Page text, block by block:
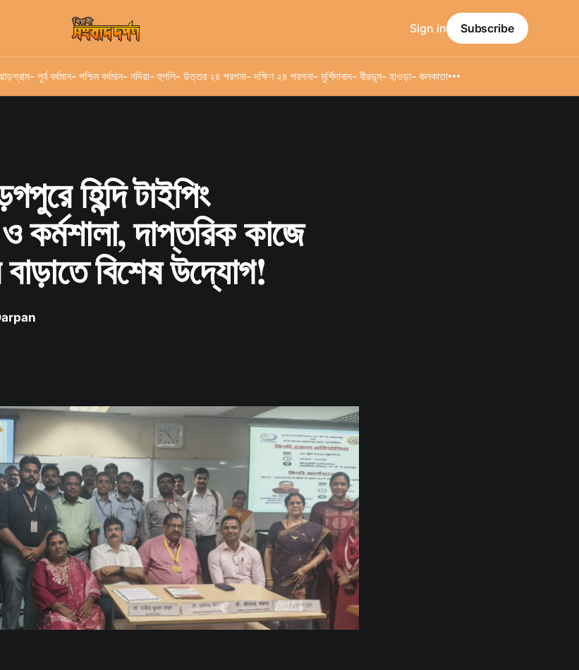
- পূর্ব বর্ধমান- পশ্চিম বর্ধমান- নদিয়া- হুগলি- উত্তর ২৪ পরগনা- দক্ষিণ ২৪ পরগনা- মুর্শিদাবাদ- বীরভূম- হাওড়া- কলকাতা
Sign in Subscribe
হিন্দি টাইপিং
কর্মশালা, দাপ্তরিক কাজে
বাড়াতে বিশেষ উদ্যোগ!